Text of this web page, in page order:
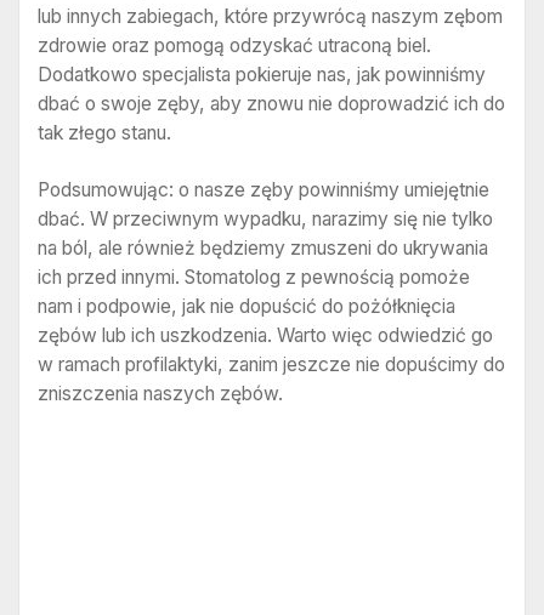
lub innych zabiegach, które przywrócą naszym zębom
zdrowie oraz pomogą odzyskać utraconą biel.
Dodatkowo specjalista pokieruje nas, jak powinniśmy
dbać o swoje zęby, aby znowu nie doprowadzić ich do
tak złego stanu.
Podsumowując: o nasze zęby powinniśmy umiejętnie
dbać. W przeciwnym wypadku, narazimy się nie tylko
na ból, ale również będziemy zmuszeni do ukrywania
ich przed innymi. Stomatolog z pewnością pomoże
nam i podpowie, jak nie dopuścić do pożółknięcia
zębów lub ich uszkodzenia. Warto więc odwiedzić go
w ramach profilaktyki, zanim jeszcze nie dopuścimy do
zniszczenia naszych zębów.